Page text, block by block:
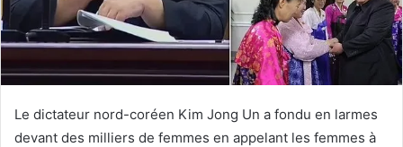
Le dictateur nord-coréen Kim Jong Un a fondu en larmes
devant des milliers de femmes en appelant les femmes à